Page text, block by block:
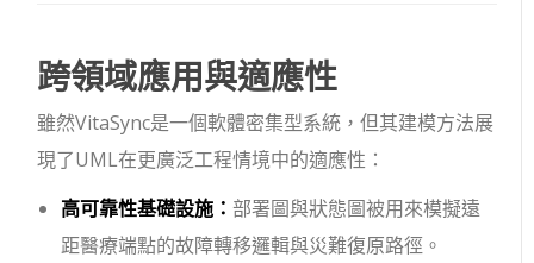
跨領域應用與適應性
雖然VitaSync是一個軟體密集型系統，但其建模方法展
現了UML在更廣泛工程情境中的適應性：
高可靠性基礎設施：部署圖與狀態圖被用來模擬遠
距醫療端點的故障轉移邏輯與災難復原路徑。